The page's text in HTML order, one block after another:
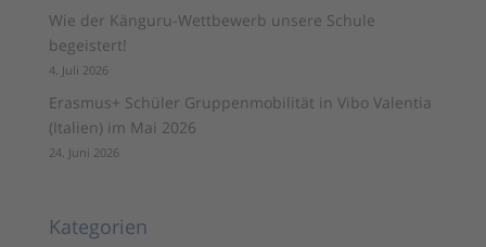
Wie der Känguru-Wettbewerb unsere Schule
begeistert!
4. Juli 2026
Erasmus+ Schüler Gruppenmobilität in Vibo Valentia
(Italien) im Mai 2026
24. Juni 2026
Kategorien